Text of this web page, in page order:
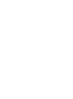
711研究所，上海
国内外众多知名企
世界各地，广受